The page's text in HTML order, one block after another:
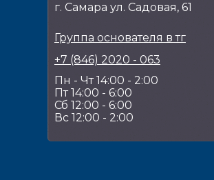
г. Самара ул. Садовая, 61
Группа основателя в тг
+7 (846) 2020 - 063
Пн - Чт 14:00 - 2:00
Пт 14:00 - 6:00
Сб 12:00 - 6:00
Вс 12:00 - 2:00